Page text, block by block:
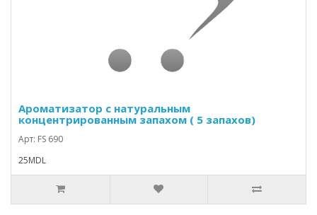
Ароматизатор с натуральным
концентрированным запахом ( 5 запахов)
Арт: FS 690
25MDL